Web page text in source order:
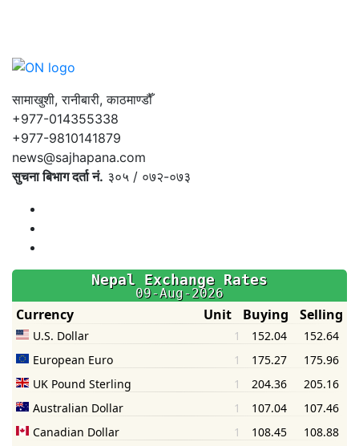
सामाखुशी, रानीबारी, काठमाण्डौँ
+977-014355338
+977-9810141879
news@sajhapana.com
सुचना बिभाग दर्ता नं. ३०५ / ०७२-०७३